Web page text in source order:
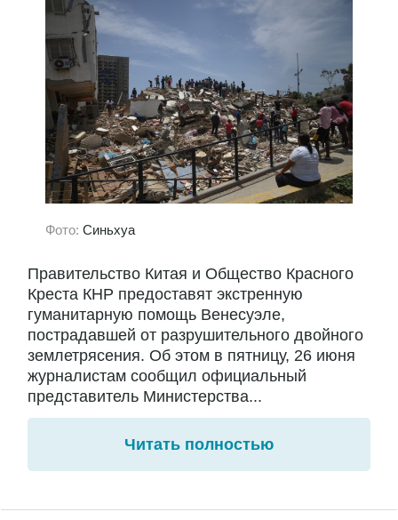
Фото: Синьхуа
Правительство Китая и Общество Красного
Креста КНР предоставят экстренную
гуманитарную помощь Венесуэле,
пострадавшей от разрушительного двойного
землетрясения. Об этом в пятницу, 26 июня
журналистам сообщил официальный
представитель Министерства...
Читать полностью